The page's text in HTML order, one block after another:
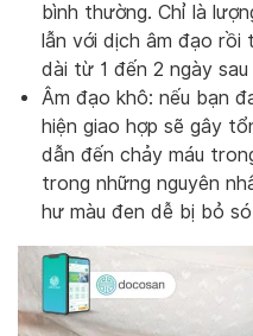
bình thường. Chỉ là
lẫn với dịch âm đạo
dài từ 1 đến 2 ngày
Âm đạo khô: nếu bạn
hiện giao hợp sẽ gây
dẫn đến chảy máu
trong những nguyên
hư màu đen dễ bị bỏ